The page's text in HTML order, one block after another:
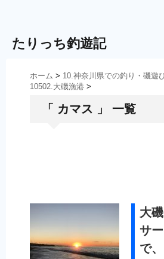
たりっち釣遊記
ホーム > 10.神奈川県での釣り・磯遊
10502.大磯漁港 >
「 カマス 」 一覧
大
サ
で